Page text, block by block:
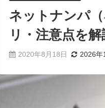
ネットナンパ
リ・注意点を解
2020年8月18日 2026年